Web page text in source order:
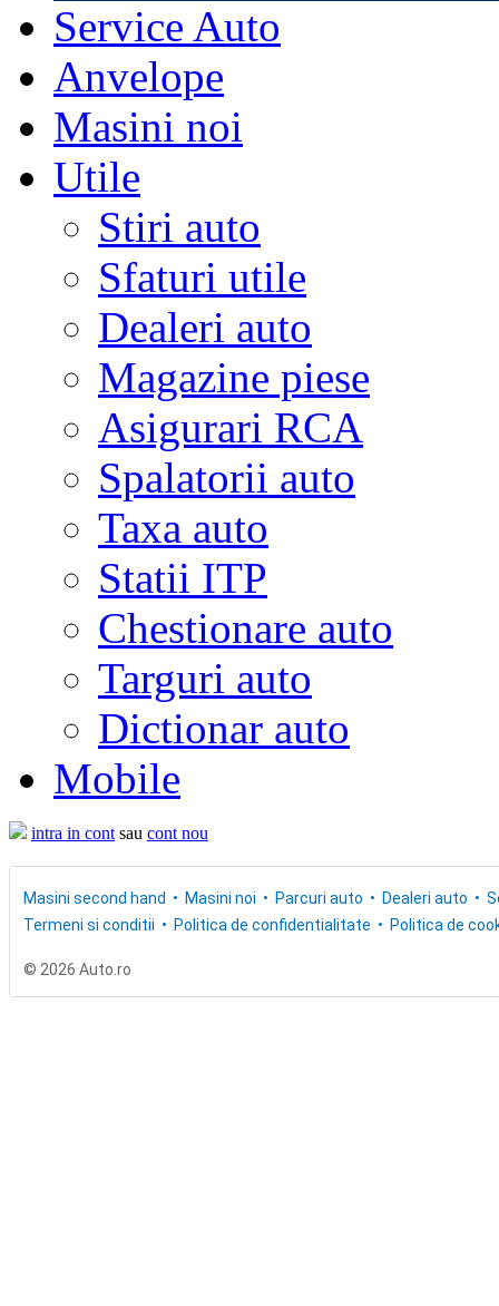
Service Auto
Anvelope
Masini noi
Utile
Stiri auto
Sfaturi utile
Dealeri auto
Magazine piese
Asigurari RCA
Spalatorii auto
Taxa auto
Statii ITP
Chestionare auto
Targuri auto
Dictionar auto
Mobile
intra in cont sau cont nou
Masini second hand Masini noi Parcuri auto Dealeri auto
Termeni si conditii
Politica de confidentialitate Politica de
© 2026 Auto.ro